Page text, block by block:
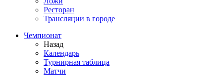
Ресторан
Трансляции в городе
Чемпионат
Назад
Календарь
Турнирная таблица
Матчи